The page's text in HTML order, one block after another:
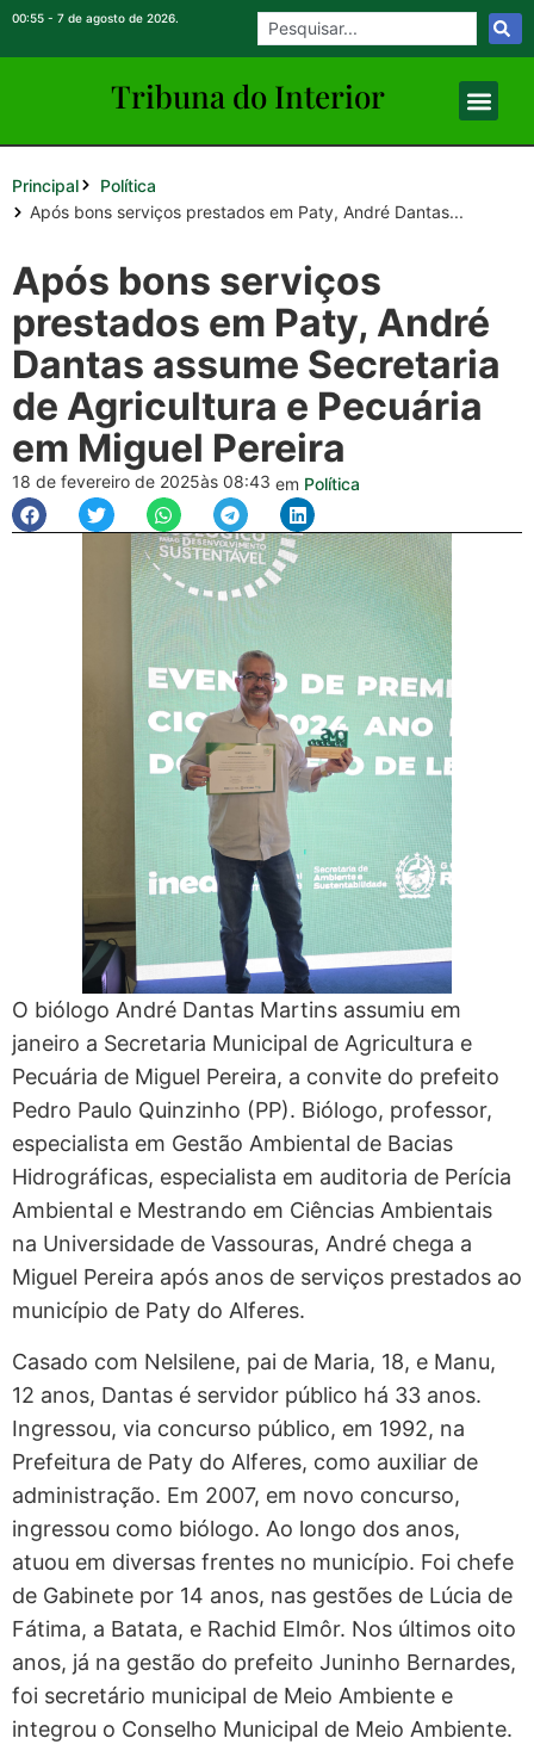
00:55 - 7 de agosto de 2026.
Tribuna do Interior
Principal
Política
Após bons serviços prestados em Paty, André Dantas...
Após bons serviços
prestados em Paty, André
Dantas assume Secretaria
de Agricultura e Pecuária
em Miguel Pereira
18 de fevereiro de 2025às 08:43 em Política
O biólogo André Dantas Martins assumiu em
janeiro a Secretaria Municipal de Agricultura e
Pecuária de Miguel Pereira, a convite do prefeito
Pedro Paulo Quinzinho (PP). Biólogo, professor,
especialista em Gestão Ambiental de Bacias
Hidrográficas, especialista em auditoria de Perícia
Ambiental e Mestrando em Ciências Ambientais
na Universidade de Vassouras, André chega a
Miguel Pereira após anos de serviços prestados ao
município de Paty do Alferes.
Casado com Nelsilene, pai de Maria, 18, e Manu,
12 anos, Dantas é servidor público há 33 anos.
Ingressou, via concurso público, em 1992, na
Prefeitura de Paty do Alferes, como auxiliar de
administração. Em 2007, em novo concurso,
ingressou como biólogo. Ao longo dos anos,
atuou em diversas frentes no município. Foi chefe
de Gabinete por 14 anos, nas gestões de Lúcia de
Fátima, a Batata, e Rachid Elmôr. Nos últimos oito
anos, já na gestão do prefeito Juninho Bernardes,
foi secretário municipal de Meio Ambiente e
integrou o Conselho Municipal de Meio Ambiente.